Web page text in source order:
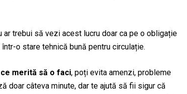
ar trebui să vezi acest lucru doar ca pe o obligație
o stare tehnică bună pentru circulație.
merită să o faci, poți evita amenzi, probleme
doar câteva minute, dar te ajută să fii sigur că